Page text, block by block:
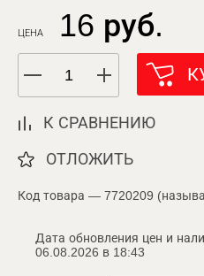
ЦЕНА 16 руб.
К СРАВНЕНИЮ
ОТЛОЖИТЬ
Код товара — 7720209
Дата обновления цен и
06.08.2026 в 18:43